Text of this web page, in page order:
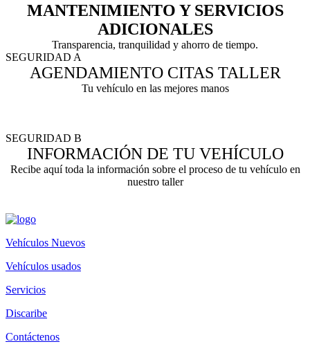
MANTENIMIENTO Y SERVICIOS
ADICIONALES
Transparencia, tranquilidad y ahorro de tiempo.
SEGURIDAD A
AGENDAMIENTO CITAS TALLER
Tu vehículo en las mejores manos
SEGURIDAD B
INFORMACIÓN DE TU VEHÍCULO
Recibe aquí toda la información sobre el proceso de tu vehículo en
nuestro taller
Vehículos Nuevos
Vehículos usados
Servicios
Discaribe
Contáctenos